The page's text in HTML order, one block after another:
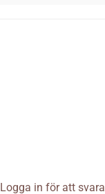
Logga in för att svara